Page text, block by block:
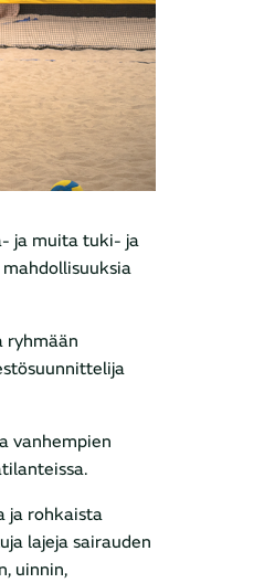
ja muita tuki- ja
ryhmään
vanhempien
ja rohkaista
lajeja sairauden
uinnin,